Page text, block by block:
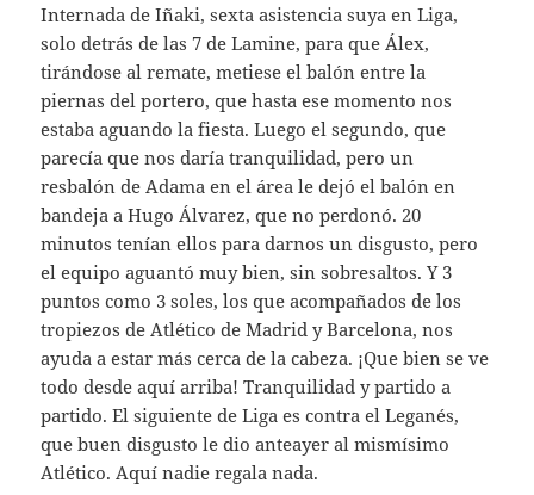
Internada de Iñaki, sexta asistencia suya en Liga,
solo detrás de las 7 de Lamine, para que Álex,
tirándose al remate, metiese el balón entre la
piernas del portero, que hasta ese momento nos
estaba aguando la fiesta. Luego el segundo, que
parecía que nos daría tranquilidad, pero un
resbalón de Adama en el área le dejó el balón en
bandeja a Hugo Álvarez, que no perdonó. 20
minutos tenían ellos para darnos un disgusto, pero
el equipo aguantó muy bien, sin sobresaltos. Y 3
puntos como 3 soles, los que acompañados de los
tropiezos de Atlético de Madrid y Barcelona, nos
ayuda a estar más cerca de la cabeza. ¡Que bien se ve
todo desde aquí arriba! Tranquilidad y partido a
partido. El siguiente de Liga es contra el Leganés,
que buen disgusto le dio anteayer al mismísimo
Atlético. Aquí nadie regala nada.